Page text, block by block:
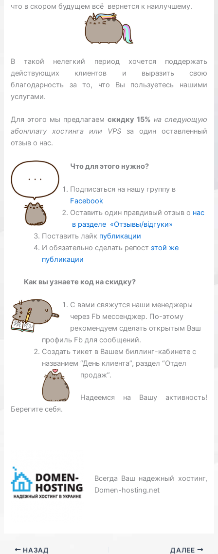
что в скором будущем всё вернется к наилучшему.
В такой нелегкий период хочется поддержать
действующих клиентов и выразить свою
благодарность за то, что Вы пользуетесь нашими
услугами.
Для этого мы предлагаем скидку 15% на следующую
абонплату
хостинга или VPS за один оставленный
отзыв о нас.
Что для этого нужно?
Подписаться на нашу группу в
Facebook
Оставить один правдивый отзыв о нас
в разделе «Отзывы/відгуки»
Поставить лайк публикации
И обязательно сделать репостэтой же
публикации
Как вы узнаете код на скидку?
С вами свяжутся наши менеджеры
через Fb мессенджер. По-этому
рекомендуем сделать открытым Ваш
профиль Fb для сообщений.
Создать тикет в Вашем биллинг-кабинете с
названием“День клиента”, раздел “Отдел
продаж”.
Надеемся на Вашу активность!
Берегите себя.
Всегда Ваш надежный хостинг,
Domen-hosting.net
НАЗАД ДАЛЕЕ